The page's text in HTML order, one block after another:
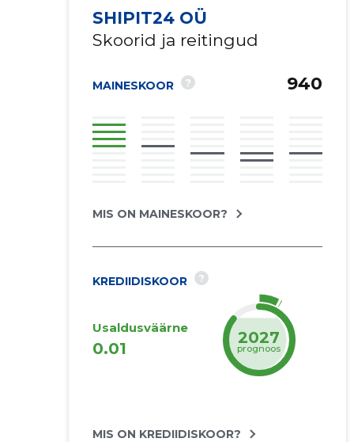
SHIPIT24 OÜ
Skoorid ja reitingud
MAINESKOOR ? 940
MIS ON MAINESKOOR?
KREDIIDISKOOR ?
Usaldusväärne
0.01
2027
prognoos
MIS ON KREDIIDISKOOR?